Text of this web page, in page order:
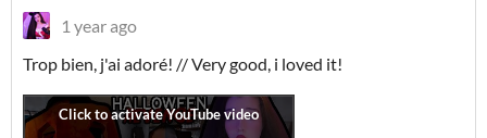
1 year ago
Trop bien, j'ai adoré! // Very good, i loved it!